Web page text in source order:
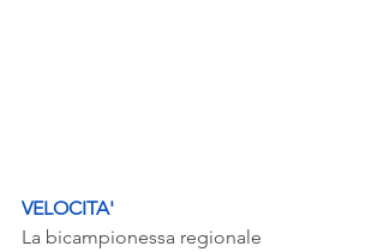
VELOCITA'
La bicampionessa regionale